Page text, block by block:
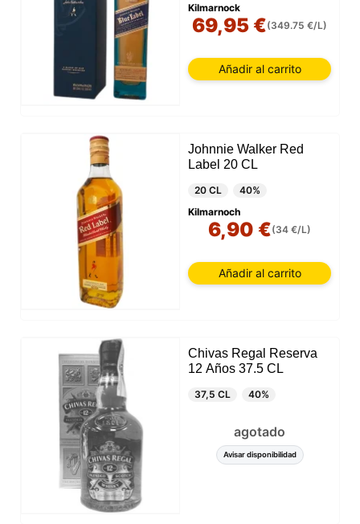
Kilmarnock
69,95 €(349.75 €/L)
Añadir al carrito
Johnnie Walker Red
Label 20 CL
20 CL
40%
Kilmarnoch
6,90 €(34 €/L)
Añadir al carrito
Chivas Regal Reserva
12 Años 37.5 CL
37,5 CL 40%
agotado
Avisar disponibilidad